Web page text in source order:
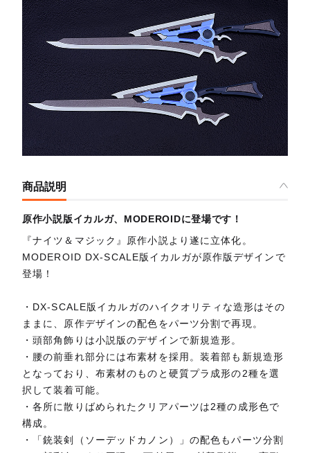
商品説明
原作小説版イカルガ、MODEROIDに登場です！
『ナイツ＆マジック』原作小説より遂に立体化。
MODEROID DX-SCALE版イカルガが原作版デザインで
登場！
・DX-SCALE版イカルガのハイクオリティな造形はその
ままに、原作デザインの配色をパーツ分割で再現。
・頭部角飾りは小説版のデザインで新規造形。
・腰の前垂れ部分には布素材を採用。装着部も新規造形
となっており、布素材のものと硬質プラ成形の2種を選
択して装着可能。
・各所に散りばめられたクリアパーツは2種の成形色で
構成。
・「銃装剣（ソーデッドカノン）」の配色もパーツ分割